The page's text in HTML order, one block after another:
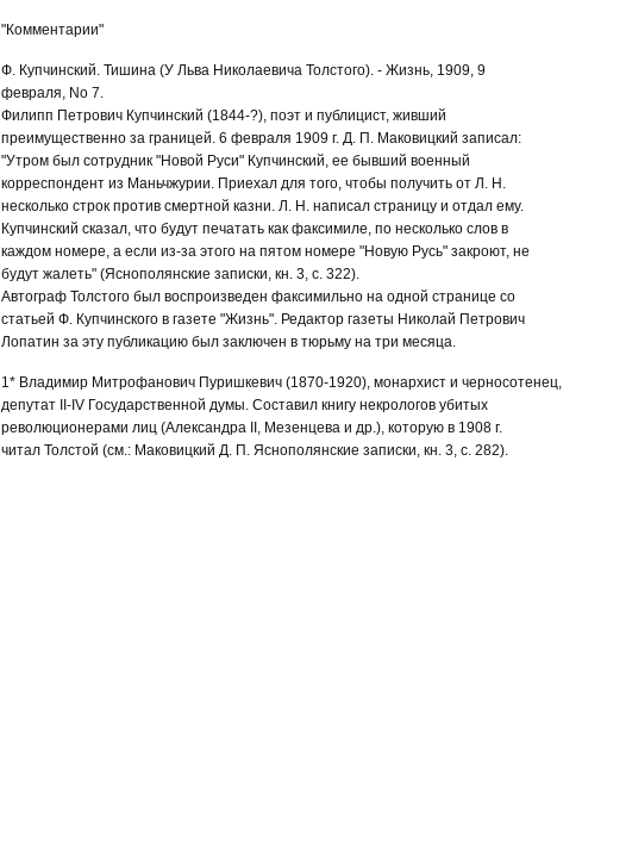
"Комментарии"
Ф. Купчинский. Тишина (У Льва Николаевича Толстого). - Жизнь, 1909, 9
февраля, No 7.
Филипп Петрович Купчинский (1844-?), поэт и публицист, живший
преимущественно за границей. 6 февраля 1909 г. Д. П. Маковицкий записал:
"Утром был сотрудник "Новой Руси" Купчинский, ее бывший военный
корреспондент из Маньчжурии. Приехал для того, чтобы получить от Л. Н.
несколько строк против смертной казни. Л. Н. написал страницу и отдал ему.
Купчинский сказал, что будут печатать как факсимиле, по несколько слов в
каждом номере, а если из-за этого на пятом номере "Новую Русь" закроют, не
будут жалеть" (Яснополянские записки, кн. 3, с. 322).
Автограф Толстого был воспроизведен факсимильно на одной странице со
статьей Ф. Купчинского в газете "Жизнь". Редактор газеты Николай Петрович
Лопатин за эту публикацию был заключен в тюрьму на три месяца.
1* Владимир Митрофанович Пуришкевич (1870-1920), монархист и черносотенец,
депутат II-IV Государственной думы. Составил книгу некрологов убитых
революционерами лиц (Александра II, Мезенцева и др.), которую в 1908 г.
читал Толстой (см.: Маковицкий Д. П. Яснополянские записки, кн. 3, с. 282).